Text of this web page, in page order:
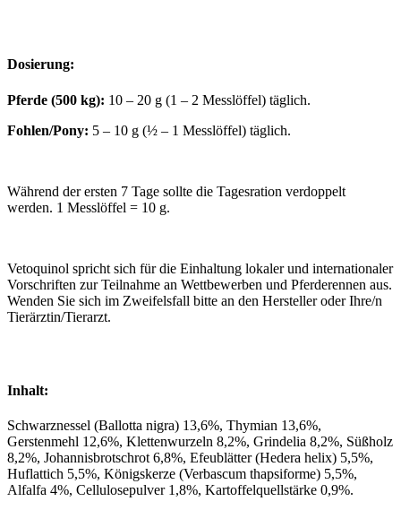
Dosierung:
Pferde (500 kg): 10 – 20 g (1 – 2 Messlöffel) täglich.
Fohlen/Pony: 5 – 10 g (½ – 1 Messlöffel) täglich.
Während der ersten 7 Tage sollte die Tagesration verdoppelt
werden. 1 Messlöffel = 10 g.
Vetoquinol spricht sich für die Einhaltung lokaler und internationaler
Vorschriften zur Teilnahme an Wettbewerben und Pferderennen aus.
Wenden Sie sich im Zweifelsfall bitte an den Hersteller oder Ihre/n
Tierärztin/Tierarzt.
Inhalt:
Schwarznessel (Ballotta nigra) 13,6%, Thymian 13,6%,
Gerstenmehl 12,6%, Klettenwurzeln 8,2%, Grindelia 8,2%, Süßholz
8,2%, Johannisbrotschrot 6,8%, Efeublätter (Hedera helix) 5,5%,
Huflattich 5,5%, Königskerze (Verbascum thapsiforme) 5,5%,
Alfalfa 4%, Cellulosepulver 1,8%, Kartoffelquellstärke 0,9%.